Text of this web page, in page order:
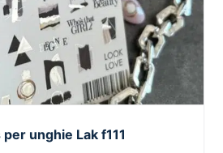
unghie Lak f111